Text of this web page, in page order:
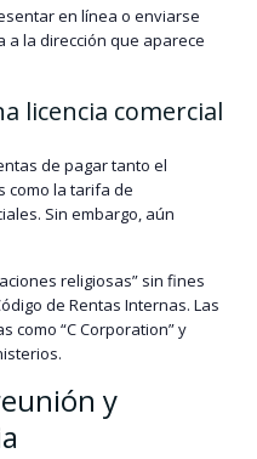
en línea o enviarse
a la dirección que aparece
licencia comercial
de pagar tanto el
como la tarifa de
Sin embargo, aún
religiosas” sin fines
de Rentas Internas. Las
como “C Corporation” y
y